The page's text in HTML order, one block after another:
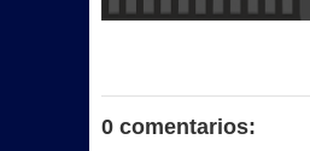
0 comentarios: